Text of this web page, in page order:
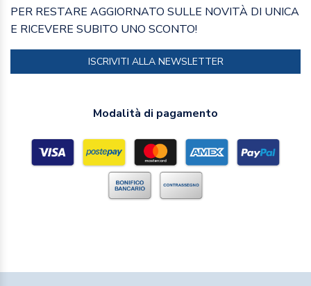
PER RESTARE AGGIORNATO SULLE NOVITÀ DI UNICA
E RICEVERE SUBITO UNO SCONTO!
ISCRIVITI ALLA NEWSLETTER
Modalità di pagamento